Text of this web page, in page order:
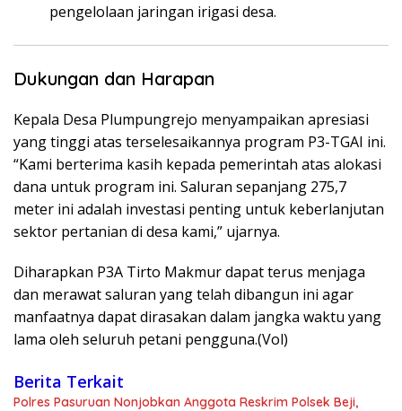
pengelolaan jaringan irigasi desa.
Dukungan dan Harapan
Kepala Desa Plumpungrejo menyampaikan apresiasi
yang tinggi atas terselesaikannya program P3-TGAI ini.
“Kami berterima kasih kepada pemerintah atas alokasi
dana untuk program ini. Saluran sepanjang 275,7
meter ini adalah investasi penting untuk keberlanjutan
sektor pertanian di desa kami,” ujarnya.
Diharapkan P3A Tirto Makmur dapat terus menjaga
dan merawat saluran yang telah dibangun ini agar
manfaatnya dapat dirasakan dalam jangka waktu yang
lama oleh seluruh petani pengguna.(Vol)
Berita Terkait
Polres Pasuruan Nonjobkan Anggota Reskrim Polsek Beji,